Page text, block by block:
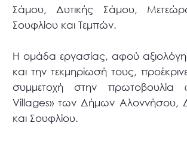
Σάμου, Δυτικής Σάμου,
Σουφλίου και Τεμπών.
Η ομάδα εργασίας, αφού
και την τεκμηρίωσή τους,
συμμετοχή στην πρωτοβουλία
Villages» των Δήμων Αλοννήσου,
και Σουφλίου.